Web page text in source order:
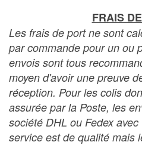
FRAIS
Les frais de port ne sont
par commande pour un ou
envois sont tous
moyen d'avoir une preuve
réception. Pour les colis
assurée par la Poste, les
société DHL ou Fedex
service est de qualité mais